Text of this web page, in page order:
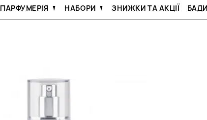
ПАРФУМЕРІЯ НАБОРИ ЗНИЖКИ ТА АКЦІЇ